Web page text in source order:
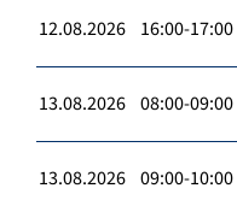
12.08.2026 16:00-17:00
13.08.2026 08:00-09:00
13.08.2026 09:00-10:00